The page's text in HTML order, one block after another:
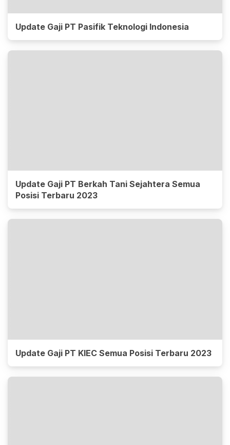
Update Gaji PT Pasifik Teknologi Indonesia
Update Gaji PT Berkah Tani Sejahtera Semua
Posisi Terbaru 2023
Update Gaji PT KIEC Semua Posisi Terbaru 2023